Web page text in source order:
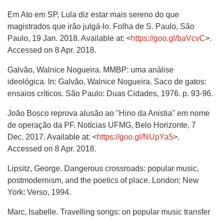
Em Ato em SP, Lula diz estar mais sereno do que
magistrados que irão julgá-lo. Folha de S. Paulo, São
Paulo, 19 Jan. 2018. Available at: <https://goo.gl/baVcvC>.
Accessed on 8 Apr. 2018.
Galvão, Walnice Nogueira. MMBP: uma análise
ideológica. In: Galvão, Walnice Nogueira. Saco de gatos:
ensaios críticos. São Paulo: Duas Cidades, 1976. p. 93-96.
João Bosco reprova alusão ao "Hino da Anistia" em nome
de operação da PF. Notícias UFMG, Belo Horizonte, 7
Dec. 2017. Available at: <https://goo.gl/NUpYa5>.
Accessed on 8 Apr. 2018.
Lipsitz, George. Dangerous crossroads: popular music,
postmodernism, and the poetics of place. London; New
York: Verso, 1994.
Marc, Isabelle. Travelling songs: on popular music transfer